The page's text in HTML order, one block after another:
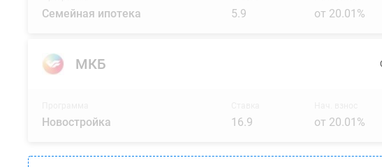
Семейная ипотека 5.9 от 20.01%
МКБ
Новостройка 16.9 от 20.01%